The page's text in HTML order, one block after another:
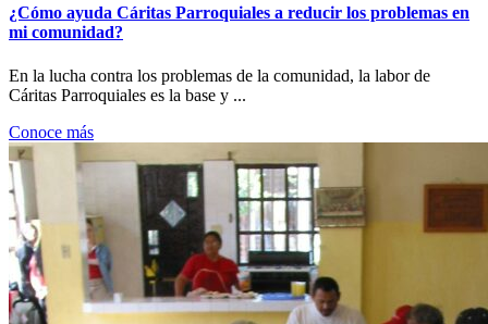
¿Cómo ayuda Cáritas Parroquiales a reducir los problemas en
mi comunidad?
En la lucha contra los problemas de la comunidad, la labor de
Cáritas Parroquiales es la base y ...
Conoce más